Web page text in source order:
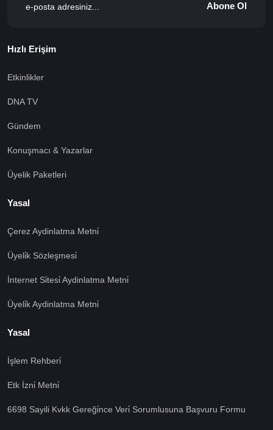
Abone Ol
Hızlı Erişim
Etkinlikler
DNA TV
Gündem
Konuşmacı & Yazarlar
Üyelik Paketleri
Yasal
Çerez Aydinlatma Metni̇
Üyeli̇k Sözleşmesi̇
İnternet Si̇tesi̇ Aydinlatma Metni̇
Üyeli̇k Aydinlatma Metni̇
Yasal
İşlem Rehberi̇
Etk İzni̇ Metni̇
6698 Sayili Kvkk Gereği̇nce Veri̇ Sorumlusuna Başvuru Formu
🍪 Çerez Kullanıyoruz!
şekilde çerezler kullanmaktayız. Çerezleri nasıl